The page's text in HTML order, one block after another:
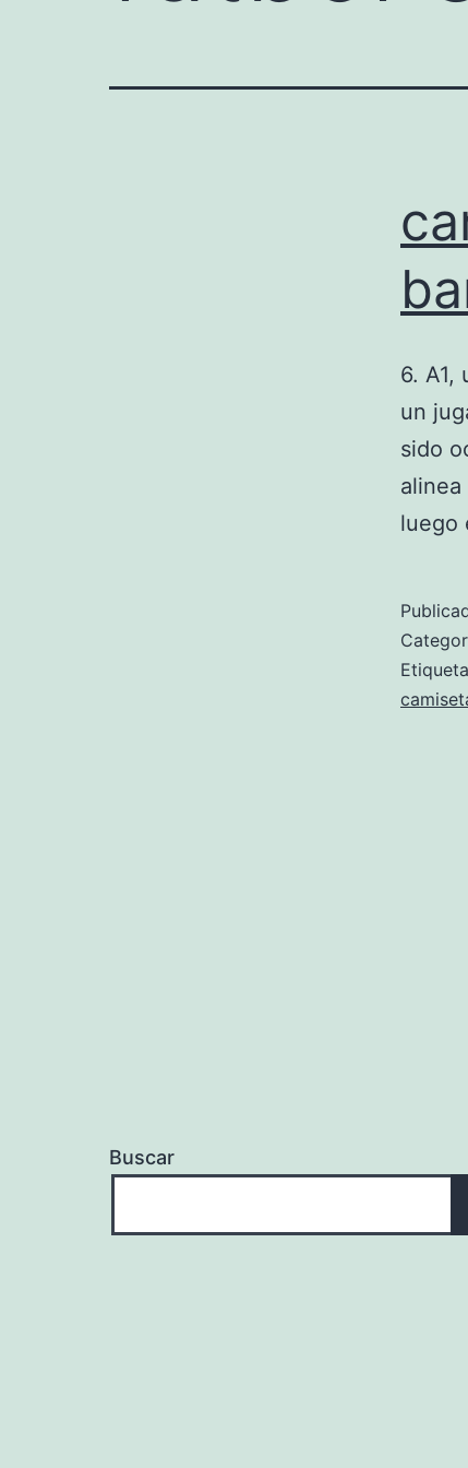
6. A1,
un
sido
luego
Buscar